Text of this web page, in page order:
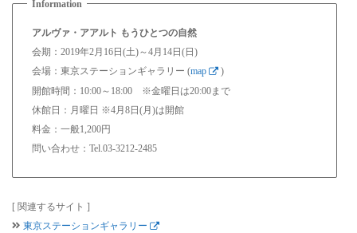
アルヴァ・アアルト もうひとつの自然
会期：2019年2月16日(土)～4月14日(日)
会場：東京ステーションギャラリー (map
)
開館時間：10:00～18:00 ※金曜日は20:00まで
休館日：月曜日 ※4月8日(月)は開館
料金：一般1,200円
問い合わせ：Tel.03-3212-2485
[ 関連するサイト ]
東京ステーションギャラリー